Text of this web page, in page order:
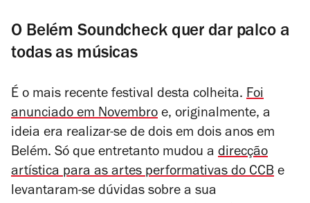
O Belém Soundcheck quer dar palco a
todas as músicas
É o mais recente festival desta colheita. Foi
anunciado em Novembro e, originalmente, a
ideia era realizar-se de dois em dois anos em
Belém. Só que entretanto mudou a direcção
artística para as artes performativas do CCB e
levantaram-se dúvidas sobre a sua